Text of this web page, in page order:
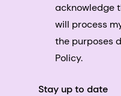
acknowledge
will process
the purposes
Policy.
Stay up to date